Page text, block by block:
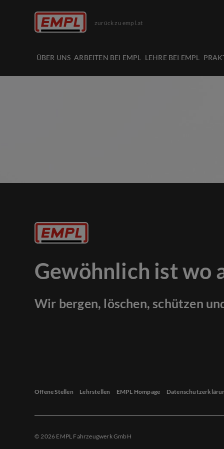
zurück zu empl.at
ÜBER UNS ARBEITEN BEI EMPL LEHRE BEI EMPL
Gewöhnlich ist wo
Wir bergen, löschen, schützen
Offene Stellen Lehrstellen EMPL Hompage
© 2026 EMPL Fahrzeugwerk GmbH